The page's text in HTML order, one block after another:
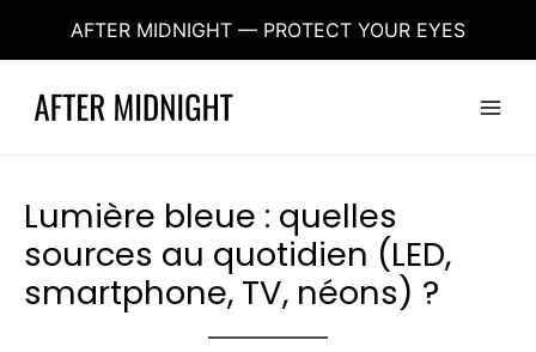
AFTER MIDNIGHT — PROTECT YOUR EYES
contenu
Menu
Lumière bleue : quelles
sources au quotidien (LED,
smartphone, TV, néons) ?